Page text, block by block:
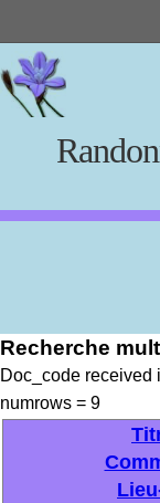
Documents
Recherche
Doc_code received
numrows = 9